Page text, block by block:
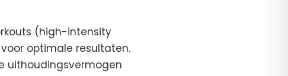
(high-intensity
optimale resultaten.
uithoudingsvermogen